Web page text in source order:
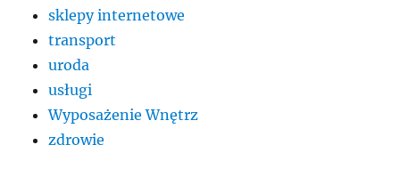
sklepy internetowe
transport
uroda
usługi
Wyposażenie Wnętrz
zdrowie